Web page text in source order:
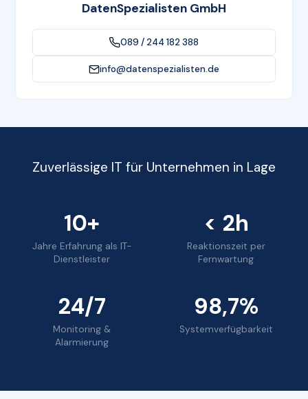
DatenSpezialisten GmbH
089 / 244 182 388
info@datenspezialisten.de
Zuverlässige IT für Unternehmen in Lage
10+
Jahre Erfahrung als IT-
Dienstleister
< 2h
Reaktionszeit per
Fernwartung
24/7
Monitoring &
Alarmierung
98,7%
Systemverfügbarkeit